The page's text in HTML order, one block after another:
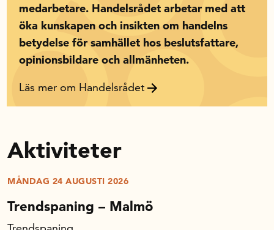
medarbetare. Handelsrådet arbetar med att
öka kunskapen och insikten om handelns
betydelse för samhället hos beslutsfattare,
opinionsbildare och allmänheten.
Läs mer om Handelsrådet
Aktiviteter
MÅNDAG 24 AUGUSTI 2026
Trendspaning – Malmö